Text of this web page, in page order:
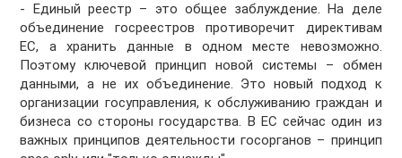
- Единый реестр – это общее заблуждение. На деле
объединение госреестров противоречит директивам
ЕС, а хранить данные в одном месте невозможно.
Поэтому ключевой принцип новой системы – обмен
данными, а не их объединение. Это новый подход к
организации госуправления, к обслуживанию граждан и
бизнеса со стороны государства. В ЕС сейчас один из
важных принципов деятельности госорганов – принцип